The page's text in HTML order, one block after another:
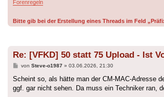
Forenregeln
Bitte gib bei der Erstellung eines Threads im Feld
Re: [VFKD] 50 statt 75 Upload - Ist
Beitrag
von Steve-o1987» 03.06.2026, 21:30
Scheint so, als hätte man der CM-MAC-Adresse
ggf. gar nicht sehen. Da muss ein Techniker ran,